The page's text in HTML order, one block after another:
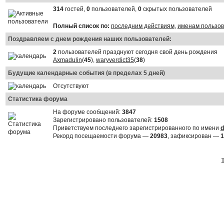
314гостей, 0пользователей, 0скрытых пользователей
Полный список по: последним действиям, именам
Поздравляем с днем рождения наших пользователей:
2пользователей празднуют сегодня свой день рождения
Axmadulin(45), waryverdict35(38)
Будущие календарные события (в пределах 5 дней)
Отсутствуют
Статистика форума
На форуме сообщений: 3847
Зарегистрировано пользователей: 1508
Приветствуем последнего зарегистрированного по имени
Рекорд посещаемости форума — 20983, зафиксирован —